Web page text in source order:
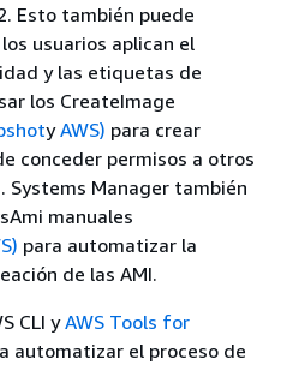
Esto también puede
usuarios aplican el
y las etiquetas de
los CreateImage
yAWS) para crear
conceder permisos a otros
Systems Manager también
manuales
para automatizar la
de las AMI.
CLI yAWS Tools for
automatizar el proceso de